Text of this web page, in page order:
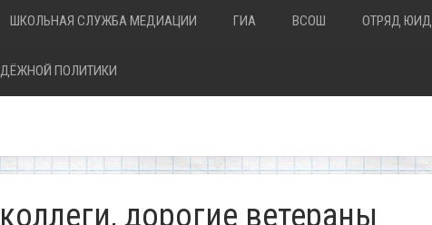
ШКОЛЬНАЯ СЛУЖБА МЕДИАЦИИ ГИА ВСОШ ОТРЯД ЮИД
ПОЛИТИКИ
дорогие ветераны